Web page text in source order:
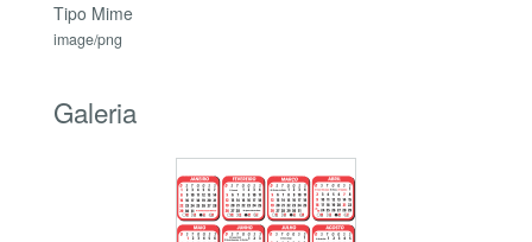
Tipo Mime
image/png
Galeria